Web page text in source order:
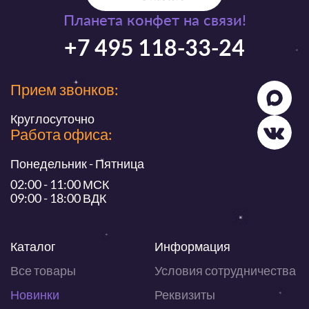
Планета конфет на связи!
+7 495 118-33-24
Прием звонков:
Круглосуточно
Работа офиса:
Понедельник - Пятница
02:00 - 11:00 МСК
09:00 - 18:00 ВДК
Каталог
Все товары
Новинки
Информация
Условия сотрудничества
Реквизиты